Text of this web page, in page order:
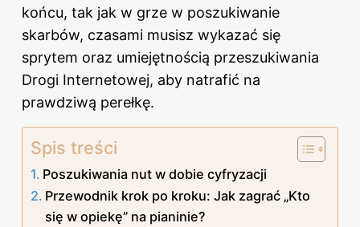
końcu, tak jak w grze w poszukiwanie
skarbów, czasami musisz wykazać się
sprytem oraz umiejętnością przeszukiwania
Drogi Internetowej, aby natrafić na
prawdziwą perełkę.
Spis treści
Poszukiwania nut w dobie cyfryzacji
Przewodnik krok po kroku: Jak zagrać „Kto
się w opiekę” na pianinie?